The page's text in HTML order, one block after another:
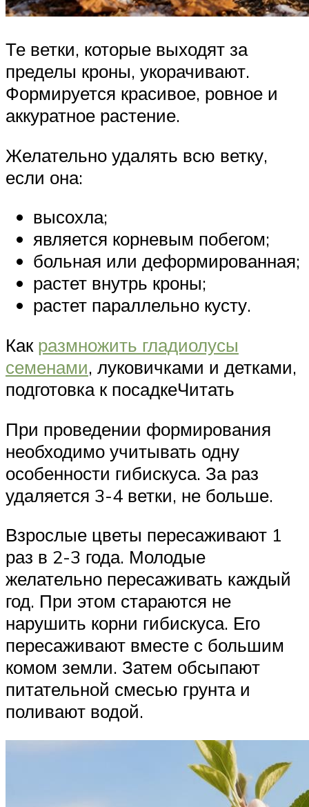
Те ветки, которые выходят за
пределы кроны, укорачивают.
Формируется красивое, ровное и
аккуратное растение.
Желательно удалять всю ветку,
если она:
высохла;
является корневым побегом;
больная или деформированная;
растет внутрь кроны;
растет параллельно кусту.
Как размножить гладиолусы
семенами, луковичками и детками,
подготовка к посадкеЧитать
При проведении формирования
необходимо учитывать одну
особенности гибискуса. За раз
удаляется 3-4 ветки, не больше.
Взрослые цветы пересаживают 1
раз в 2-3 года. Молодые
желательно пересаживать каждый
год. При этом стараются не
нарушить корни гибискуса. Его
пересаживают вместе с большим
комом земли. Затем обсыпают
питательной смесью грунта и
поливают водой.